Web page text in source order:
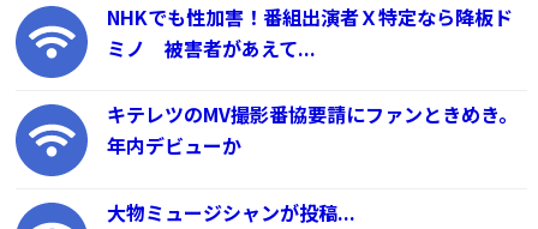
NHKでも性加害！番組出演者Ｘ特定なら降板ド
ミノ 被害者があえて...
キテレツのMV撮影番協要請にファンときめき。
年内デビューか
大物ミュージシャンが投稿...